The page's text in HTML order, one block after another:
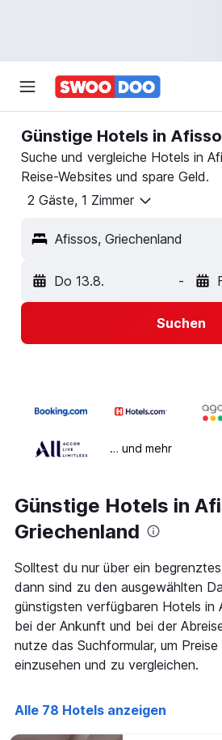
Günstige Hotels in
Suche und vergleiche Hotels in
Reise-Websites und spare Geld.
2 Gäste, 1 Zimmer
Afissos, Griechenland
Do 13.8. -
Suchen
… und mehr
Günstige Hotels in
Griechenland
Solltest du nur über ein
dann sind zu den ausgewählten
günstigsten verfügbaren Hotels in
bei der Ankunft und bei der
nutze das Suchformular, um
einzusehen und zu vergleichen.
Alle 78 Hotels anzeigen